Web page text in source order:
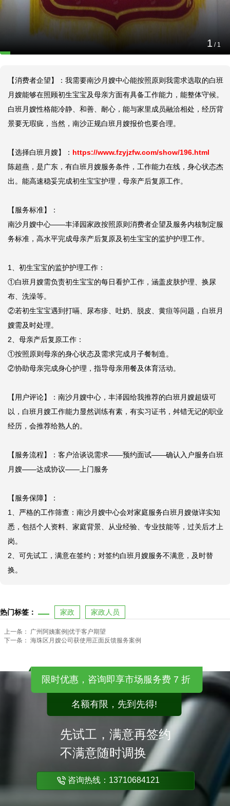
1 / 1
生宝宝的每日看护工作，涵盖皮肤护理、换尿布、洗澡等。 ②若
生宝宝遇到打嗝、尿布疹、吐奶、脱皮、黄疸等问题，白班月嫂需
时处理。 2、母亲产后复原工作： ①按照原则母亲的身心状态及
求完成月子餐制造。 ②协助母亲完成身心护理，指导母亲用餐及
育活动。
【消费者企望】：我需要南沙月嫂中心能按照原则我需求选取的白班
月嫂能够在照顾初生宝宝及母亲方面有具备工作能力，能整体守候。
白班月嫂性格能冷静、和善、耐心，能与家里成员融洽相处，经历背
景要无瑕疵，当然，南沙正规白班月嫂报价也要合理。
【选择白班月嫂】： https://www.fzyjzfw.com/show/196.html
陈超燕，是广东，有白班月嫂服务条件，工作能力在线，身心状态杰
出。能高速稳妥完成初生宝宝护理，母亲产后复原工作。
【服务标准】：
南沙月嫂中心——丰泽园家政按照原则消费者企望及服务内核制定服
务标准，高水平完成母亲产后复原及初生宝宝的监护护理工作。
1、初生宝宝的监护护理工作：
①白班月嫂需负责初生宝宝的每日看护工作，涵盖皮肤护理、换尿
布、洗澡等。
②若初生宝宝遇到打嗝、尿布疹、吐奶、脱皮、黄疸等问题，白班月
嫂需及时处理。
2、母亲产后复原工作：
①按照原则母亲的身心状态及需求完成月子餐制造。
②协助母亲完成身心护理，指导母亲用餐及体育活动。
【用户评论】：南沙月嫂中心，丰泽园给我推荐的白班月嫂超级可
以，白班月嫂工作能力显然训练有素，有实习证书，舛错无记的职业
经历，会推荐给熟人的。
【服务流程】：客户洽谈说需求——预约面试——确认入户服务白班
月嫂——达成协议——上门服务
【服务保障】：
1、严格的工作筛查：南沙月嫂中心会对家庭服务白班月嫂做详实知
悉，包括个人资料、家庭背景、从业经验、专业技能等，过关后才上
岗。
2、可先试工，满意在签约；对签约白班月嫂服务不满意，及时替
换。
热门标签： 家政 家政人员
上一条：
广州阿姨案例|优于客户期望
下一条： 海珠区月嫂公司获使用正面反馈服务案例
限时优惠，咨询即享市场服务费 7 折
名额有限，先到先得!
先试工，满意再签约
不满意随时调换
咨询热线：13710684121